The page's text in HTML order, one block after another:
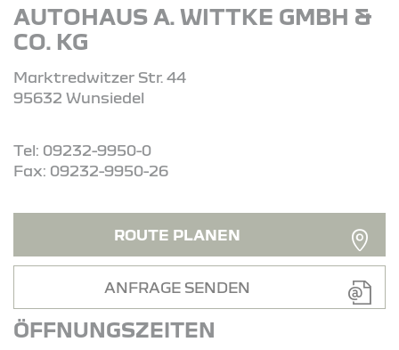
AUTOHAUS A. WITTKE GMBH &
CO. KG
Marktredwitzer Str. 44
95632 Wunsiedel
Tel: 09232-9950-0
Fax: 09232-9950-26
ROUTE PLANEN
ANFRAGE SENDEN
ÖFFNUNGSZEITEN